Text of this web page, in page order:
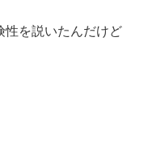
性を説いたんだけど